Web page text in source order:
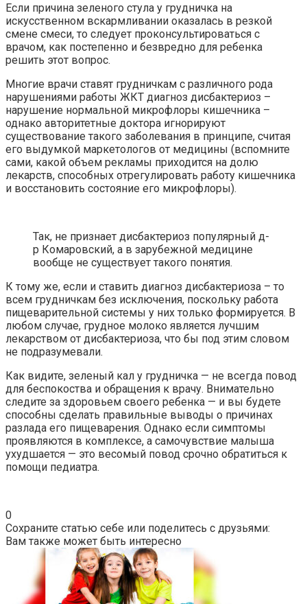
Если причина зеленого стула у грудничка на
искусственном вскармливании оказалась в резкой
смене смеси, то следует проконсультироваться с
врачом, как постепенно и безвредно для ребенка
решить этот вопрос.
Многие врачи ставят грудничкам с различного рода
нарушениями работы ЖКТ диагноз дисбактериоз –
нарушение нормальной микрофлоры кишечника –
однако авторитетные доктора игнорируют
существование такого заболевания в принципе, считая
его выдумкой маркетологов от медицины (вспомните
сами, какой объем рекламы приходится на долю
лекарств, способных отрегулировать работу кишечника
и восстановить состояние его микрофлоры).
Так, не признает дисбактериоз популярный д-
р Комаровский, а в зарубежной медицине
вообще не существует такого понятия.
К тому же, если и ставить диагноз дисбактериоза – то
всем грудничкам без исключения, поскольку работа
пищеварительной системы у них только формируется. В
любом случае, грудное молоко является лучшим
лекарством от дисбактериоза, что бы под этим словом
не подразумевали.
Как видите, зеленый кал у грудничка — не всегда повод
для беспокоства и обращения к врачу. Внимательно
следите за здоровьем своего ребенка — и вы будете
способны сделать правильные выводы о причинах
разлада его пищеварения. Однако если симптомы
проявляются в комплексе, а самочувствие малыша
ухудшается — это весомый повод срочно обратиться к
помощи педиатра.
0
Сохраните статью себе или поделитесь с друзьями:
Вам также может быть интересно